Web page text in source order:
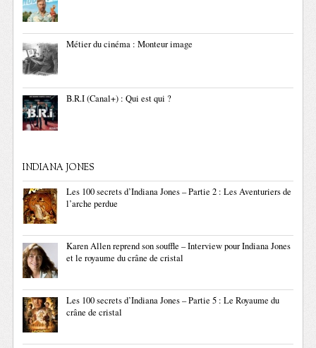
Métier du cinéma : Monteur image
B.R.I (Canal+) : Qui est qui ?
INDIANA JONES
Les 100 secrets d’Indiana Jones – Partie 2 : Les Aventuriers de
l’arche perdue
Karen Allen reprend son souffle – Interview pour Indiana Jones
et le royaume du crâne de cristal
Les 100 secrets d’Indiana Jones – Partie 5 : Le Royaume du
crâne de cristal